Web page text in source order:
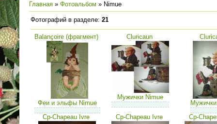
Главная » Фотоальбом » Nimue
Фотографий в разделе: 21
Balançoire (фрагмент)
Феи и эльфы Nimue
Cluricaun
Мужички Nimue
Cp-Chapeau Ivre
Cp-Chapeau Ivre Cp-